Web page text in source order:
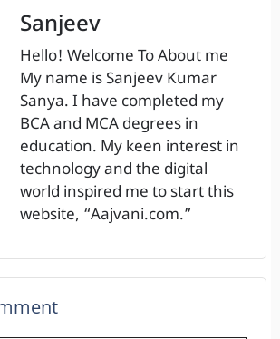
Sanjeev
Hello! Welcome To About me
My name is Sanjeev Kumar
Sanya. I have completed my
BCA and MCA degrees in
education. My keen interest in
technology and the digital
world inspired me to start this
website, “Aajvani.com.”